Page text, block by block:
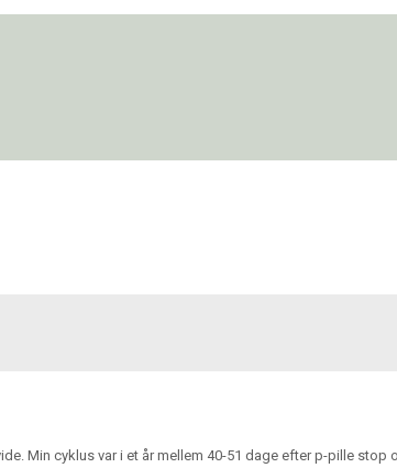
Min cyklus var i et år mellem 40-51 dage efter p-pille